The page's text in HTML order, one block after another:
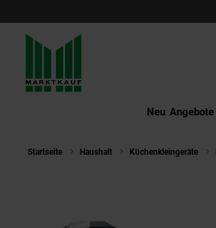
Neu Angebote
Startseite Haushalt Küchenkleingeräte